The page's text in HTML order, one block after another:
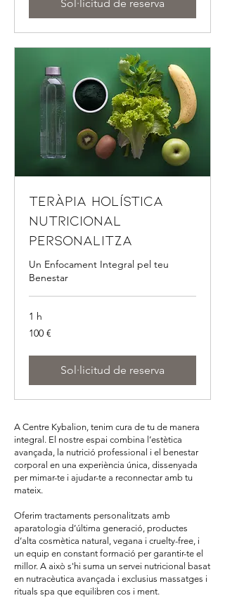
Sol·licitud de reserva
Teràpia Holística
Nutricional
Personalitza
Un Enfocament Integral pel teu
Benestar
1 h
100
euros
100 €
Sol·licitud de reserva
A Centre Kybalion, tenim cura de tu de manera
integral. El nostre espai combina l’estètica
avançada, la nutrició professional i el benestar
corporal en una experiència única, dissenyada
per mimar-te i ajudar-te a reconnectar amb tu
mateix.
Oferim tractaments personalitzats amb
aparatologia d’última generació, productes
d’alta cosmètica natural, vegana i cruelty-free, i
un equip en constant formació per garantir-te el
millor. A això s'hi suma un servei nutricional basat
en nutracèutica avançada i exclusius massatges i
rituals spa que equilibren cos i ment.